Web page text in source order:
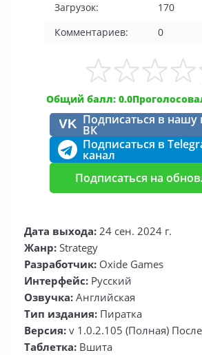
Загрузок:
170
Комментариев:
0
Общий балл: 0.0
VK Подписаться в нашу
ВК
Подписаться в
канал
Подписаться на
Дата выхода: 24 сен. 2024 г.
Жанр: Strategy
Разработчик: Oxide Games
Интерфейс: Русский
Озвучка: Английская
Тип издания: Пиратка
Версия: v 1.0.2.105 (Полная)
Таблетка: Вшита